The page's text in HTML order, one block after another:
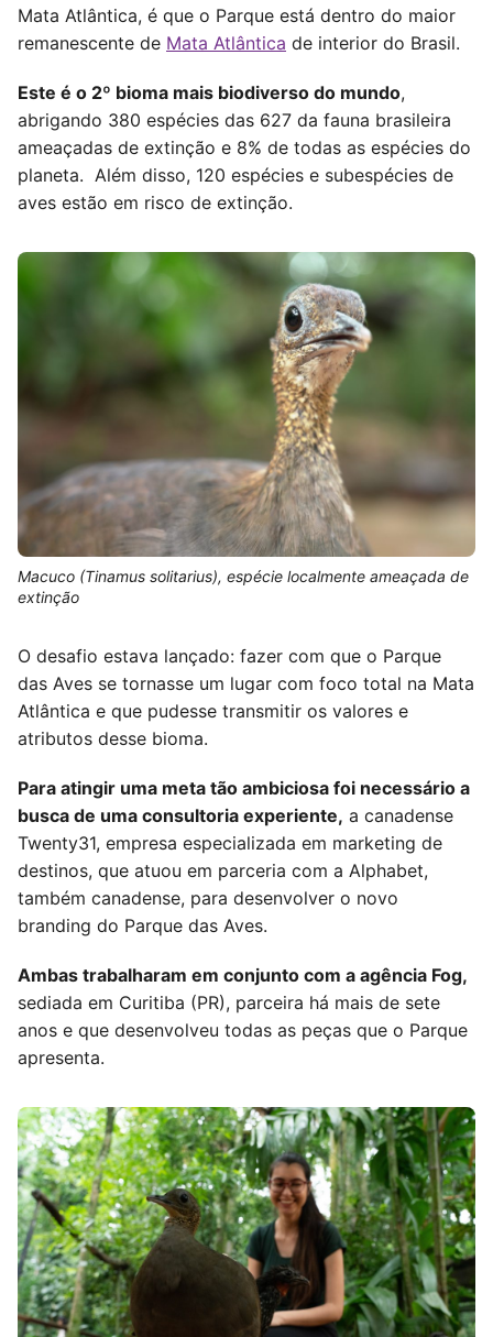
Mata Atlântica, é que o Parque está dentro do maior
remanescente de Mata Atlântica de interior do Brasil.
Este é o 2º bioma mais biodiverso do mundo,
abrigando 380 espécies das 627 da fauna brasileira
ameaçadas de extinção e 8% de todas as espécies do
planeta. Além disso, 120 espécies e subespécies de
aves estão em risco de extinção.
Macuco (Tinamus solitarius), espécie localmente ameaçada de
extinção
O desafio estava lançado: fazer com que o Parque
das Aves se tornasse um lugar com foco total na Mata
Atlântica e que pudesse transmitir os valores e
atributos desse bioma.
Para atingir uma meta tão ambiciosa foi necessário a
busca de uma consultoria experiente, a canadense
Twenty31, empresa especializada em marketing de
destinos, que atuou em parceria com a Alphabet,
também canadense, para desenvolver o novo
branding do Parque das Aves.
Ambas trabalharam em conjunto com a agência Fog,
sediada em Curitiba (PR), parceira há mais de sete
anos e que desenvolveu todas as peças que o Parque
apresenta.